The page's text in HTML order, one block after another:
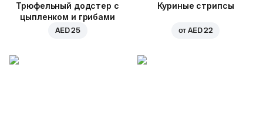
Трюфельный додстер с
цыпленком и грибами
AED 25
Куриные стрипсы
отAED 22